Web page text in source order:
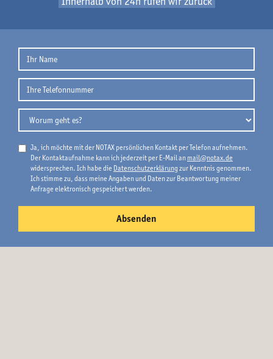
Ja, ich möchte mit der NOTAX persönlichen Kontakt per Telefon aufnehmen.
Der Kontaktaufnahme kann ich jederzeit per E-Mail an mail@notax.de
widersprechen. Ich habe die Datenschutzerklärungzur Kenntnis genommen.
Ich stimme zu, dass meine Angaben und Daten zur Beantwortung meiner
Anfrage elektronisch gespeichert werden.